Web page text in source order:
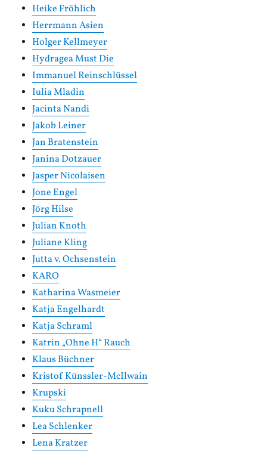
Heike Fröhlich
Herrmann Asien
Holger Kellmeyer
Hydragea Must Die
Immanuel Reinschlüssel
Iulia Mladin
Jacinta Nandi
Jakob Leiner
Jan Bratenstein
Janina Dotzauer
Jasper Nicolaisen
Jone Engel
Jörg Hilse
Julian Knoth
Juliane Kling
Jutta v. Ochsenstein
KARO
Katharina Wasmeier
Katja Engelhardt
Katja Schraml
Katrin „Ohne H“ Rauch
Klaus Büchner
Kristof Künssler-McIlwain
Krupski
Kuku Schrapnell
Lea Schlenker
Lena Kratzer